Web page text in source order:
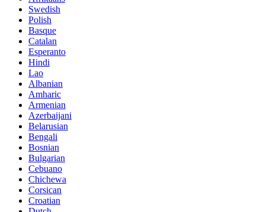
Swedish
Polish
Basque
Catalan
Esperanto
Hindi
Lao
Albanian
Amharic
Armenian
Azerbaijani
Belarusian
Bengali
Bosnian
Bulgarian
Cebuano
Chichewa
Corsican
Croatian